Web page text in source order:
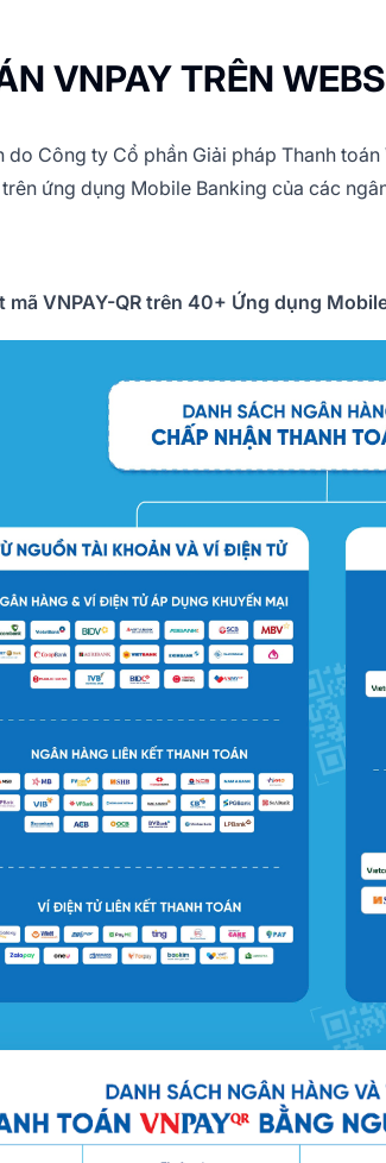
VNPAY TRÊN
Công ty Cổ phần Giải pháp Thanh
ứng dụng Mobile Banking của các
mã VNPAY-QR trên 40+ Ứng dụng